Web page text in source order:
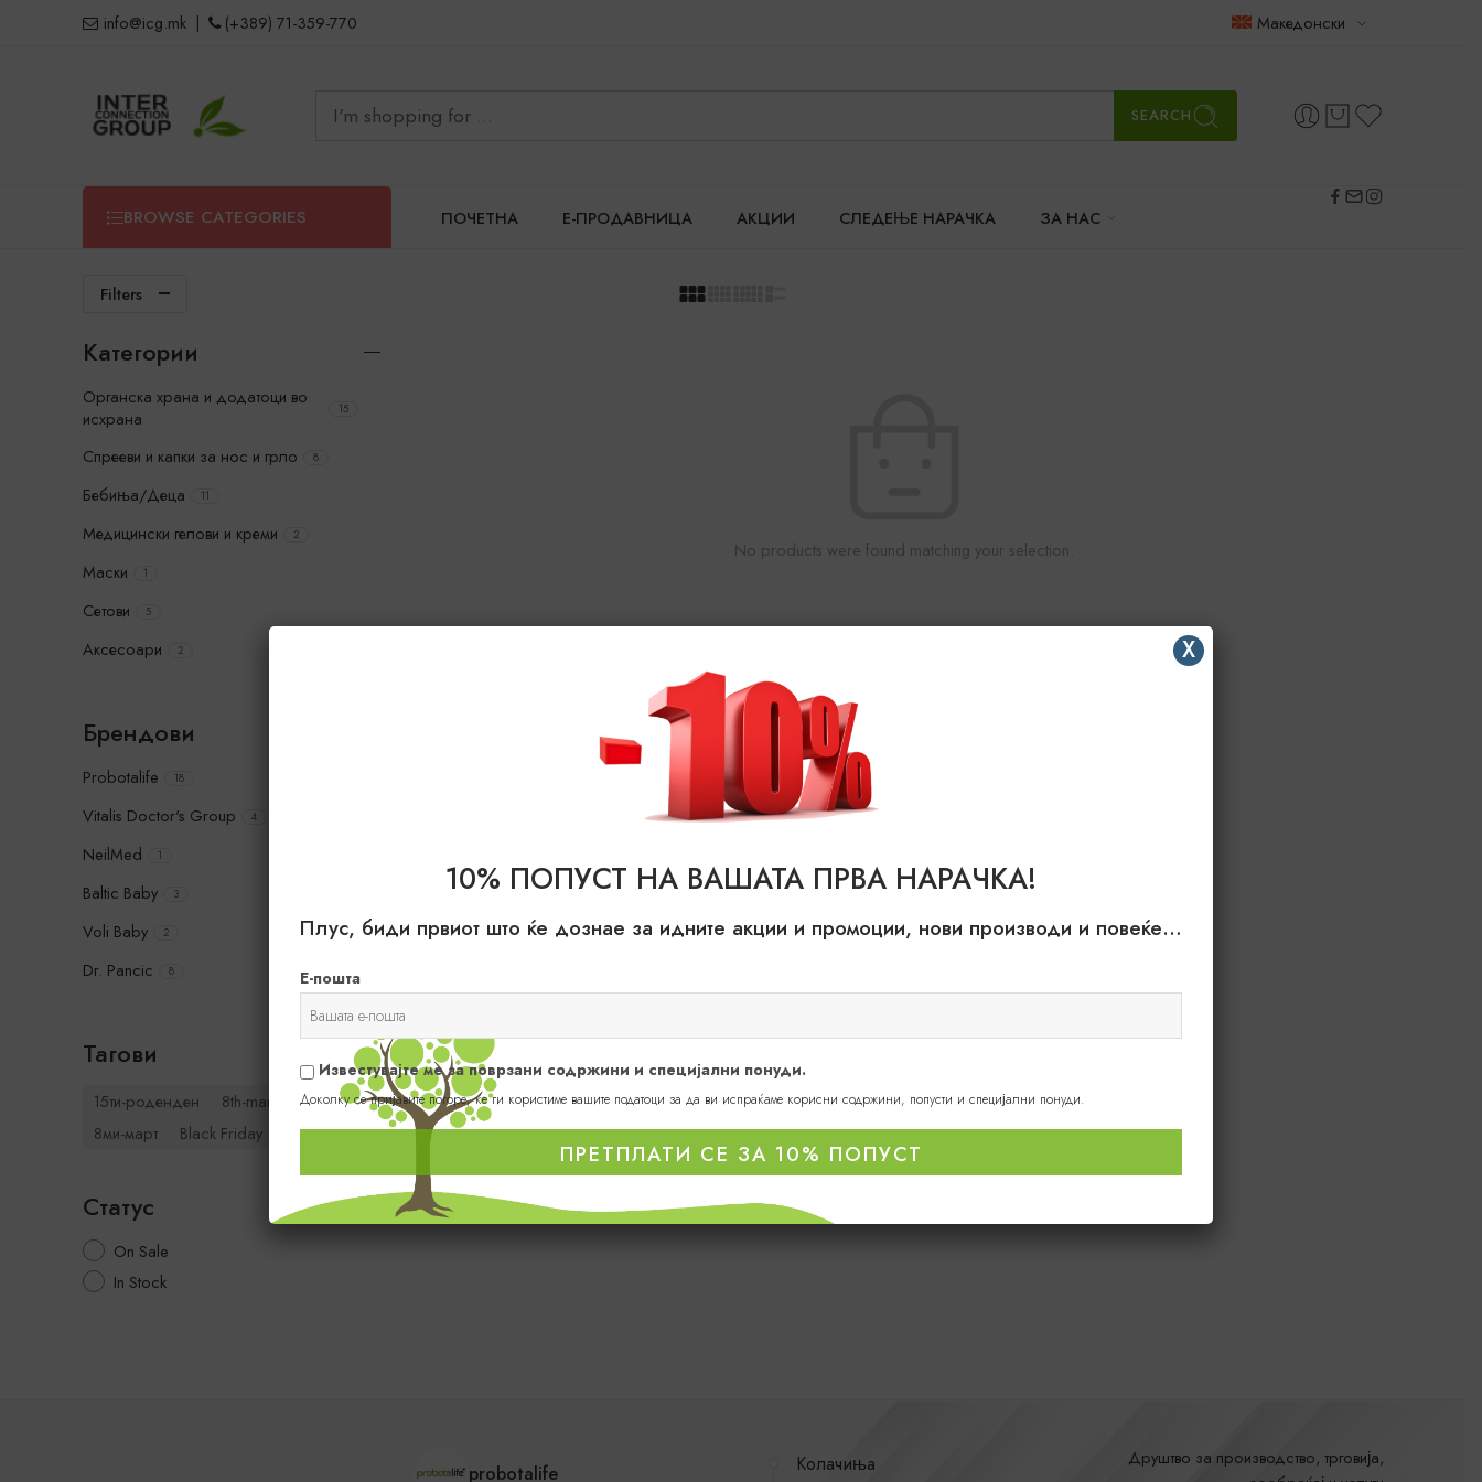
info@icg.mk| (+389) 71-359-770 Македонски
SEARCH
BROWSE CATEGORIES ПОЧЕТНА Е-ПРОДАВНИЦА АКЦИИ СЛЕДЕЊЕ НАРАЧКА ЗА НАС
Filters
No products were found matching your selection.
Категории
Органска храна и додатоци во
исхрана
15
Спрееви и капки за нос и грло 8
Бебиња/Деца 11
Медицински гелови и креми 2
Маски 1
Сетови 5
Аксесоари 2
Брендови
Probotalife 18
Vitalis Doctor's Group 4
NeilMed 1
Baltic Baby 3
Voli Baby 2
Dr. Pancic 8
Тагови
15ти-роденден
8th-march
8ми-март
Black Friday
Статус
On Sale
In Stock
probotalife Колачиња
Друштво за производство, трговија,
10% ПОПУСТ НА ВАШАТА ПРВА НАРАЧКА!
Плус, биди првиот што ќе дознае за идните акции и промоции, нови производи и повеќе…
Е-пошта
Известувајте ме за поврзани содржини и специјални понуди.
Доколку се пријавите погоре, ќе ги користиме вашите податоци за да ви испраќаме корисни содржини, попусти и специјални понуди.
ПРЕТПЛАТИ СЕ ЗА 10% ПОПУСТ
X